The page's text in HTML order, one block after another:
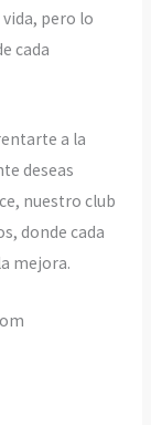
pero lo
cada
a la
deseas
nuestro club
donde cada
mejora.